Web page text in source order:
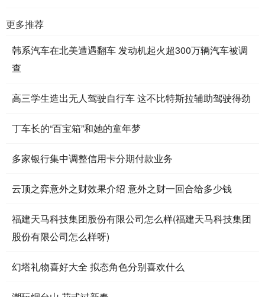
更多推荐
韩系汽车在北美遭遇翻车 发动机起火超300万辆汽车被调
查
高三学生造出无人驾驶自行车 这不比特斯拉辅助驾驶得劲
丁车长的“百宝箱”和她的童年梦
多家银行集中调整信用卡分期付款业务
云顶之弈意外之财效果介绍 意外之财一回合给多少钱
福建天马科技集团股份有限公司怎么样(福建天马科技集团
股份有限公司怎么样呀)
幻塔礼物喜好大全 拟态角色分别喜欢什么